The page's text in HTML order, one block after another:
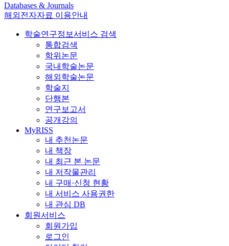
Databases & Journals
해외전자자료 이용안내
학술연구정보서비스 검색
통합검색
학위논문
국내학술논문
해외학술논문
학술지
단행본
연구보고서
공개강의
MyRISS
내 추천논문
내 책장
내 최근 본 논문
내 저작물관리
내 구매·신청 현황
내 서비스 사용권한
내 관심 DB
회원서비스
회원가입
로그인